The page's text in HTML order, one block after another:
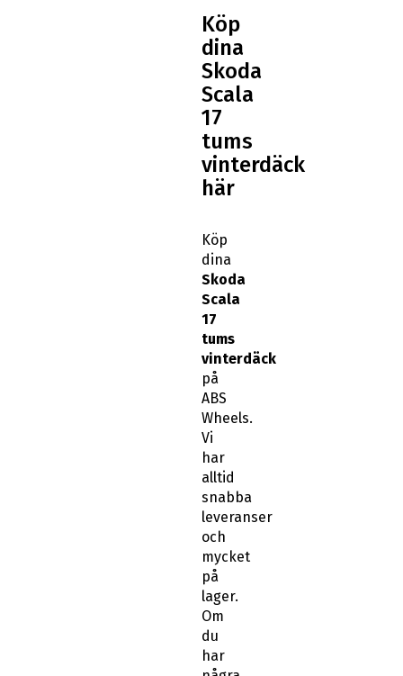
Skoda
Scala
17
tums
vinterdäck
här
Köp
Skoda
Scala
17
tums
vinterdäck
på
ABS
Wheels.
Vi
har
alltid
snabba
leveranser
och
mycket
på
lager.
Om
du
har
några
frågor
kring